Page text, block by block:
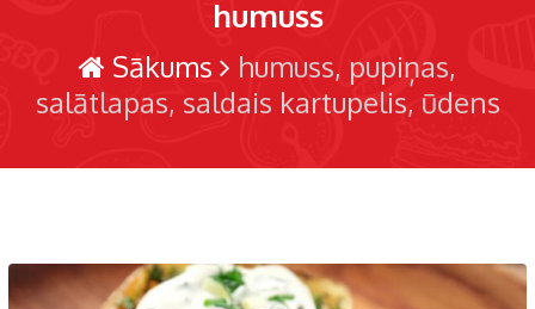
humuss
Sākums humuss pupiņas
salātlapas saldais kartupelis ūdens